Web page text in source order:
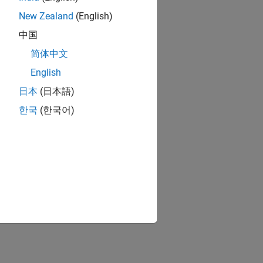
transfer 1 bit.
transfer 1 bit.
New Zealand (English)
中国
简体中文
English
日本 (日本語)
한국 (한국어)